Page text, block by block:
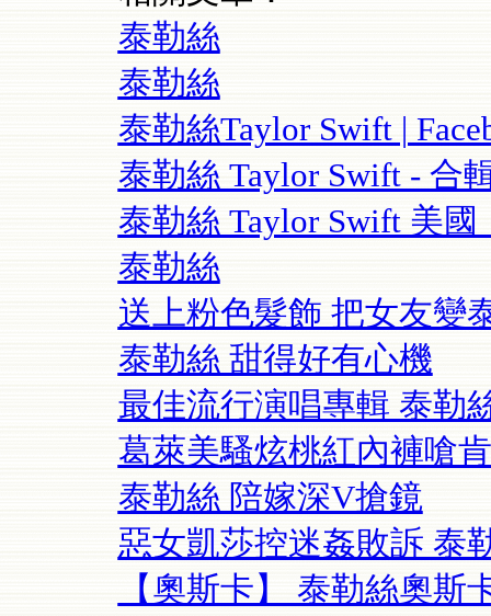
泰勒絲
泰勒絲
泰勒絲Taylor Swift |
泰勒絲 Taylor Swift - 合
泰勒絲 Taylor Swift 美
泰勒絲
送上粉色髮飾 把女友變
泰勒絲 甜得好有心機
最佳流行演唱專輯 泰勒
葛萊美騷炫桃紅內褲嗆
泰勒絲 陪嫁深V搶鏡
惡女凱莎控迷姦敗訴 泰
【奧斯卡】 泰勒絲奧